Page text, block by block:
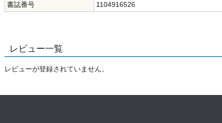
書誌番号
1104916526
レビュー一覧
レビューが登録されていません。